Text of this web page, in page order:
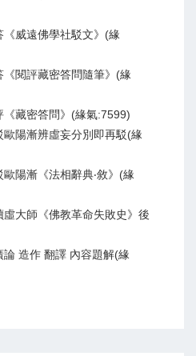
威遠佛學社駁文》(緣
閱評藏密答問隨筆》(緣
藏密答問》(緣氣:7599)
陽漸辨虛妄分別即再駁(緣
陽漸《法相辭典‧敘》(緣
大師《佛教革命失敗史》後
造作 翻譯 內容題解(緣